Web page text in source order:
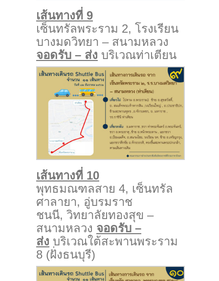
เส้นทางที่ 9
เซ็นทรัลพระราม 2, โรงเรียน
บางมดวิทยา – สนามหลวง
จอดรับ – ส่ง บริเวณท่าเตียน
เส้นทางที่ 10
พุทธมณฑลสาย 4, เซ็นทรัล
ศาลายา, อู่บรมราช
ชนนี, วิทยาลัยทองสุข –
สนามหลวง จอดรับ –
ส่ง บริเวณใต้สะพานพระราม
8 (ฝั่งธนบุรี)